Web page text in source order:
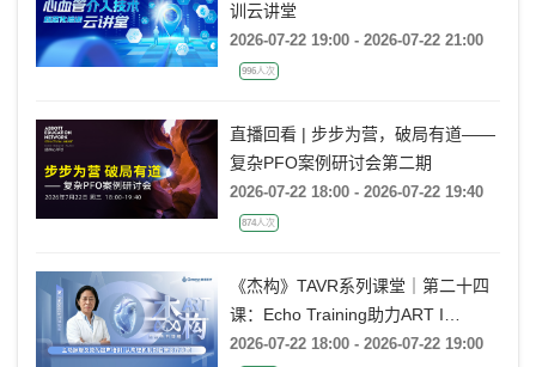
训云讲堂
2026-07-22 19:00 - 2026-07-22 21:00
996人次
直播回看 | 步步为营，破局有道——
复杂PFO案例研讨会第二期
2026-07-22 18:00 - 2026-07-22 19:40
874人次
《杰构》TAVR系列课堂｜第二十四
课：Echo Training助力ART I
Rebecca T. Hahn教授《主动脉瓣反
2026-07-22 18:00 - 2026-07-22 19:00